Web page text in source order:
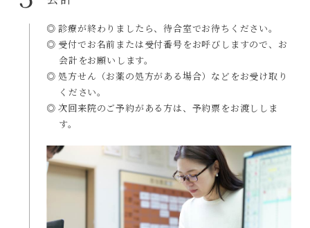
◎ 診療が終わりましたら、待合室でお待ちください。
◎ 受付でお名前または受付番号をお呼びしますので、お
会計をお願いします。
◎ 処方せん（お薬の処方がある場合）などをお受け取り
ください。
◎ 次回来院のご予約がある方は、予約票をお渡ししま
す。